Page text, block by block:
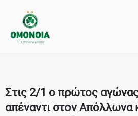
Στις 2/1 ο πρώτος
απέναντι στον Απόλλωνα